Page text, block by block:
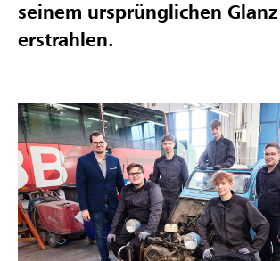
seinem ursprünglichen
erstrahlen.